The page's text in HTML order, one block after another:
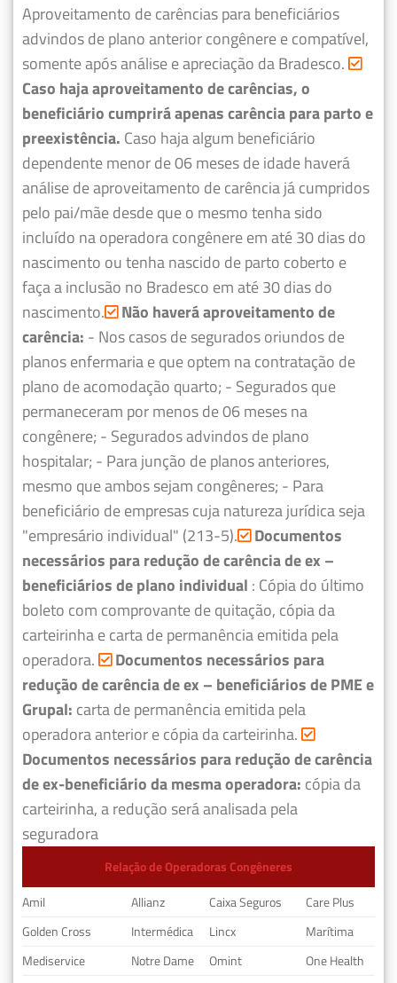
Aproveitamento de carências para beneficiários
advindos de plano anterior congênere e compatível,
somente após análise e apreciação da Bradesco.
Caso haja aproveitamento de carências, o
beneficiário cumprirá apenas carência para parto e
preexistência. Caso haja algum beneficiário
dependente menor de 06 meses de idade haverá
análise de aproveitamento de carência já cumpridos
pelo pai/mãe desde que o mesmo tenha sido
incluído na operadora congênere em até 30 dias do
nascimento ou tenha nascido de parto coberto e
faça a inclusão no Bradesco em até 30 dias do
nascimento. Não haverá aproveitamento de
carência: - Nos casos de segurados oriundos de
planos enfermaria e que optem na contratação de
plano de acomodação quarto; - Segurados que
permaneceram por menos de 06 meses na
congênere; - Segurados advindos de plano
hospitalar; - Para junção de planos anteriores,
mesmo que ambos sejam congêneres; - Para
beneficiário de empresas cuja natureza jurídica seja
"empresário individual" (213-5). Documentos
necessários para redução de carência de ex –
beneficiários de plano individual : Cópia do último
boleto com comprovante de quitação, cópia da
carteirinha e carta de permanência emitida pela
operadora.
Documentos necessários para
redução de carência de ex – beneficiários de PME e
Grupal: carta de permanência emitida pela
operadora anterior e cópia da carteirinha.
Documentos necessários para redução de carência
de ex-beneficiário da mesma operadora: cópia da
carteirinha, a redução será analisada pela
seguradora
Relação de Operadoras Congêneres
Amil
Allianz Caixa Seguros
Care Plus
Golden Cross
Intermédica Lincx
Marítima
Mediservice
Notre Dame Omint
One Health